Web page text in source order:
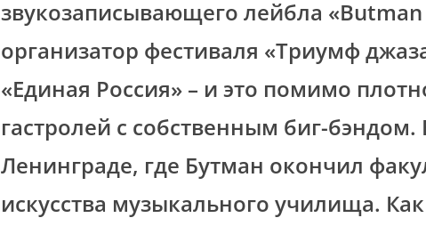
звукозаписывающего лейбла «Butman
организатор фестиваля «Триумф
«Единая Россия» – и это помимо
гастролей с собственным биг-
Ленинграде, где Бутман окончил
искусства музыкального училища.